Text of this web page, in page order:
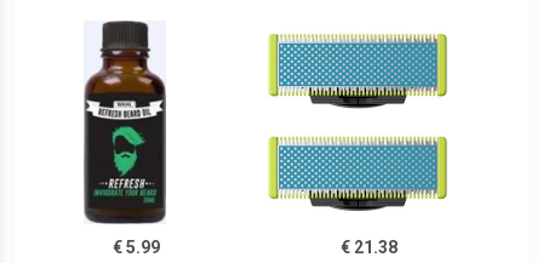
€ 5.99
€ 21.38